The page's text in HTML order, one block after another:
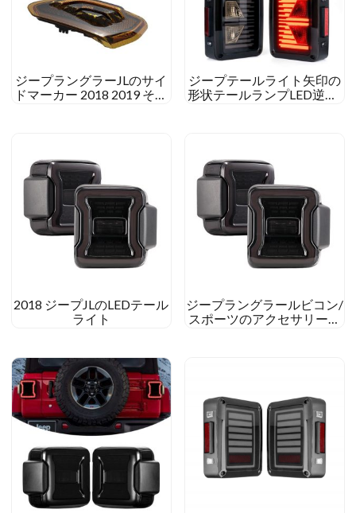
ジープラングラーJLのサイ
ドマーカー 2018 2019 そし
ジープテールライト矢印の
形状テールランプLED逆転/
2018 ジープJLのLEDテール
ライト
ジープラングラールビコン/
スポーツのアクセサリーの